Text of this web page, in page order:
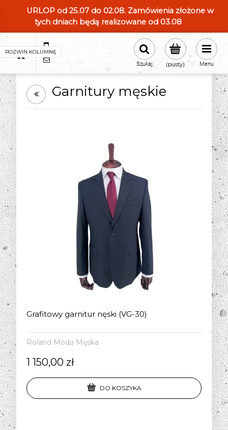
URLOP od 25.07 do 02.08. Zamówienia złożone w
tych dniach będą realizowane od 03.08
604554331
sklep@roland-modameska.pl (pusty)
Szukaj Menu
Garnitury męskie
Grafitowy garnitur nęski (VG-30)
Roland Moda Męska
1 150,00 zł
DO KOSZYKA